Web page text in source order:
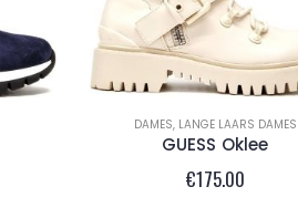
DAMES, LANGE LAARS DAMES
GUESS Oklee
€175.00